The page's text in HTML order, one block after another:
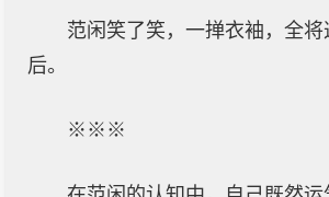
范闲笑了笑，一掸衣袖，全
后。
※※※